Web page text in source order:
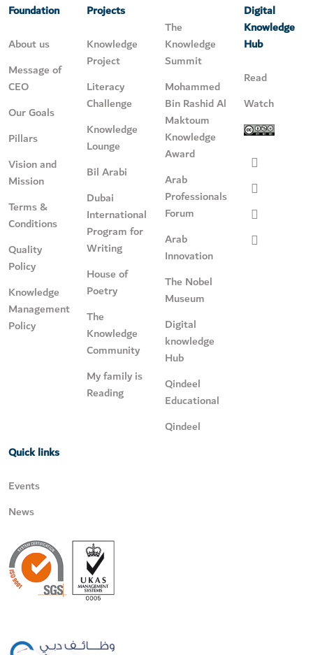
Foundation
About us
Message of
CEO
Our Goals
Pillars
Vision and
Mission
Terms &
Conditions
Quality
Policy
Knowledge
Management
Policy
Projects
Knowledge
Project
Literacy
Challenge
Knowledge
Lounge
Bil Arabi
Dubai
International
Program for
Writing
House of
Poetry
The
Knowledge
Community
My family is
Reading
The
Knowledge
Summit
Mohammed
Bin Rashid Al
Maktoum
Knowledge
Award
Arab
Professionals
Forum
Arab
Innovation
The Nobel
Museum
Digital
knowledge
Hub
Qindeel
Educational
Qindeel
Digital
Knowledge
Hub
Read
Watch
Quick links
Events
News